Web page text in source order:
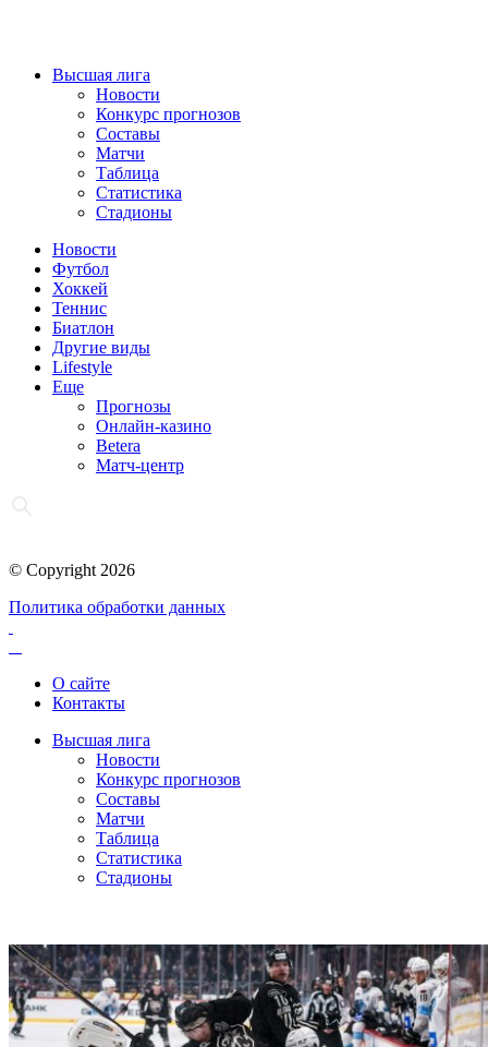
Высшая лига
Новости
Конкурс прогнозов
Составы
Матчи
Таблица
Статистика
Стадионы
Новости
Футбол
Хоккей
Теннис
Биатлон
Другие виды
Lifestyle
Еще
Прогнозы
Онлайн-казино
Betera
Матч-центр
© Copyright 2026
Политика обработки данных
О сайте
Контакты
Высшая лига
Новости
Конкурс прогнозов
Составы
Матчи
Таблица
Статистика
Стадионы